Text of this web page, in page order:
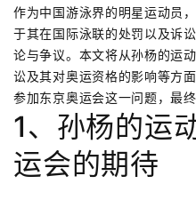
作为中国游泳界的明星运动员
于其在国际泳联的处罚以及诉
论与争议。本文将从孙杨的运
讼及其对奥运资格的影响等方
参加东京奥运会这一问题，最
1、孙杨的运
运会的期待